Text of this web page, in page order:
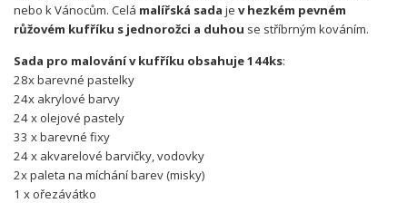
nebo k Vánocům. Celá malířská sada je v hezkém pevném
růžovém kufříku s jednorožci a duhou se stříbrným kováním.
Sada pro malování v kufříku obsahuje 144ks:
28x barevné pastelky
24x akrylové barvy
24 x olejové pastely
33 x barevné fixy
24 x akvarelové barvičky, vodovky
2x paleta na míchání barev (misky)
1 x ořezávátko